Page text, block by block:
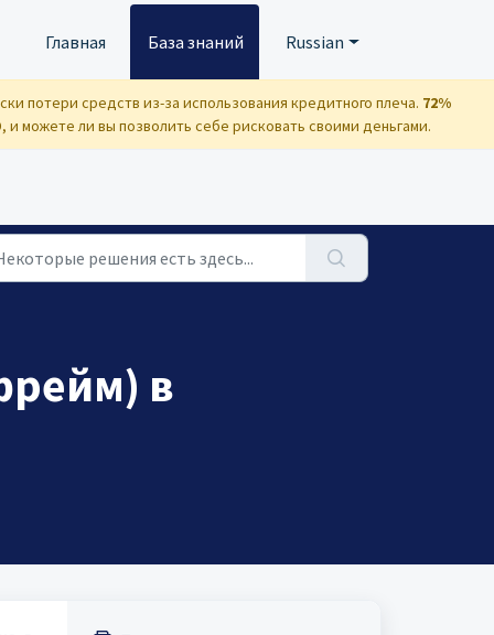
Главная База знаний Russian
потери средств из-за использования кредитного плеча. 72%
можете ли вы позволить себе рисковать своими деньгами.
в